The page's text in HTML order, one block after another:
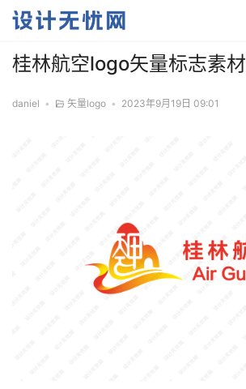
桂林航空logo矢量标志素材
daniel • 矢量logo • 2023年9月19日 09:01